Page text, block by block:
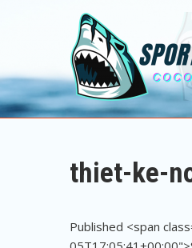
Sports Blog
Cocoa Beach
thiet-ke-
Published <span